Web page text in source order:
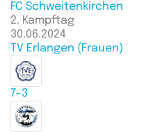
FC Schweitenkirchen
2. Kampftag
30.06.2024
TV Erlangen (Frauen)
7-3